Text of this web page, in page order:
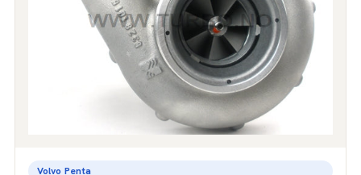
Volvo Penta